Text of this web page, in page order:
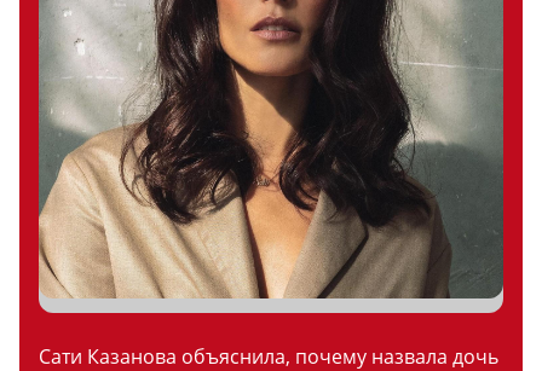
Сати Казанова объяснила, почему назвала дочь